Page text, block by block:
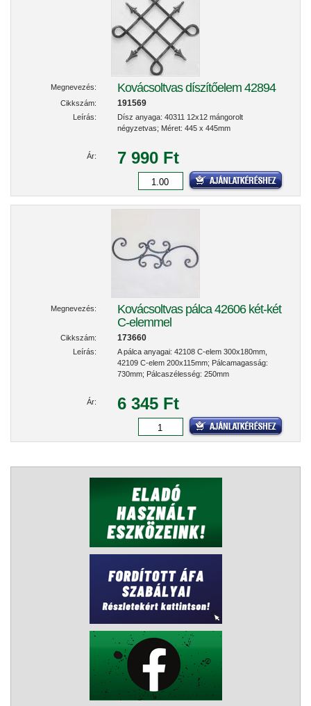
Megnevezés: Kovácsoltvas díszítőelem 42894
Cikkszám: 191569
Leírás:
Dísz anyaga: 40311 12x12 mángorolt
négyzetvas; Méret: 445 x 445mm
Ár: 7 990 Ft
Megnevezés:
Kovácsoltvas pálca 42606 két-két
C-elemmel
Cikkszám: 173660
Leírás:
A pálca anyagai: 42108 C-elem 300x180mm,
42109 C-elem 200x115mm; Pálcamagasság:
730mm; Pálcaszélesség: 250mm
Ár: 6 345 Ft